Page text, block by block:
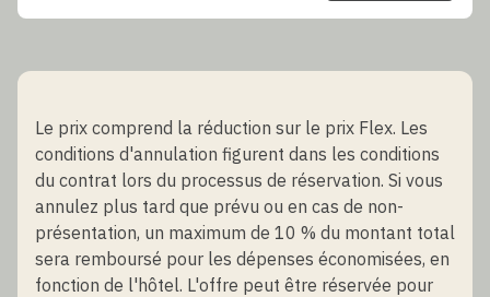
Le prix comprend la réduction sur le prix Flex. Les
conditions d'annulation figurent dans les conditions
du contrat lors du processus de réservation. Si vous
annulez plus tard que prévu ou en cas de non-
présentation, un maximum de 10 % du montant total
sera remboursé pour les dépenses économisées, en
fonction de l'hôtel. L'offre peut être réservée pour